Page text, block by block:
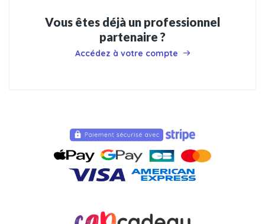
Vous êtes déjà un professionnel
partenaire ?
Accédez à votre compte